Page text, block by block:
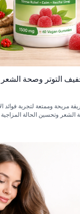
التوتر وصحة الشعر
مريحة وممتعة لتجربة فوائد
وتحسين الحالة